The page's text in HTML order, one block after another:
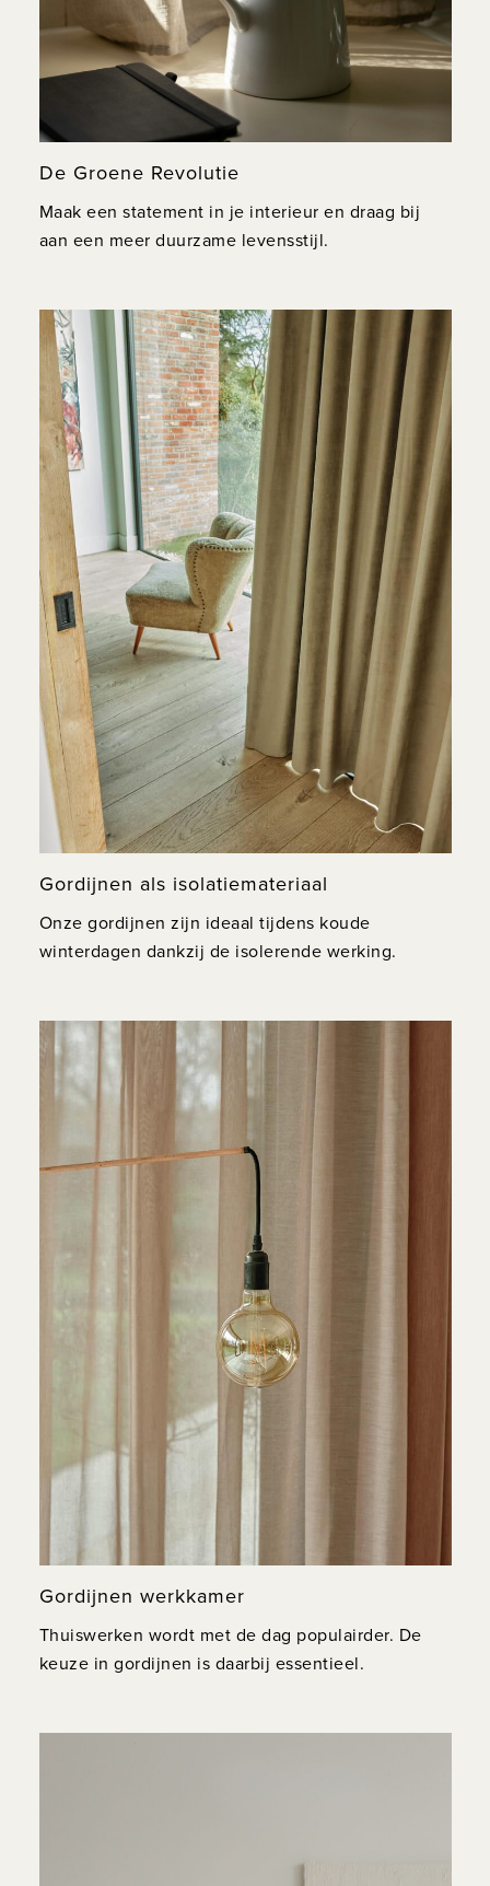
De Groene Revolutie
Maak een statement in je interieur en draag bij
aan een meer duurzame levensstijl.
Gordijnen als isolatiemateriaal
Onze gordijnen zijn ideaal tijdens koude
winterdagen dankzij de isolerende werking.
Gordijnen werkkamer
Thuiswerken wordt met de dag populairder. De
keuze in gordijnen is daarbij essentieel.